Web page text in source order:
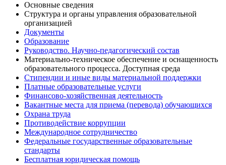
Основные сведения
Структура и органы управления образовательной
организацией
Документы
Образование
Руководство. Научно-педагогический состав
Материально-техническое обеспечение и оснащенность
образовательного процесса. Доступная среда
Стипендии и иные виды материальной поддержки
Платные образовательные услуги
Финансово-хозяйственная деятельность
Вакантные места для приема (перевода) обучающихся
Охрана труда
Противодействие коррупции
Международное сотрудничество
Федеральные государственные образовательные
стандарты
Бесплатная юридическая помощь